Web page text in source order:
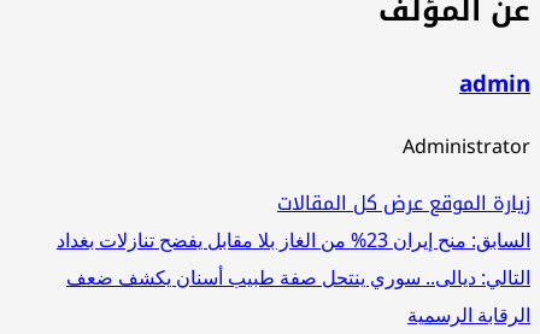
admin
Administrator
زيارة الموقععرض كل المقالات
تصفّح
المقالات
السابق: منح إيران 23% من الغاز بلا مقابل يفضح تنازلات بغداد
التالي: ديالى.. سوري ينتحل صفة طبيب أسنان يكشف ضعف
الرقابة الرسمية